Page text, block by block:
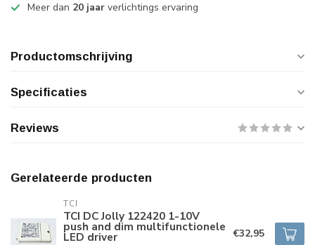
Meer dan 20 jaar verlichtings ervaring
Productomschrijving
Specificaties
Reviews
Gerelateerde producten
TCI
TCI DC Jolly 122420 1-10V
push and dim multifunctionele
LED driver €32,95